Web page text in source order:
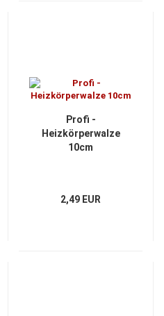
Profi -
Heizkörperwalze
10cm
2,49 EUR